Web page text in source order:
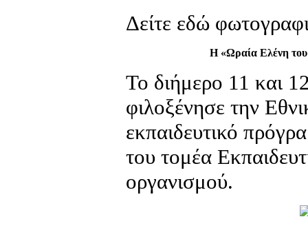
Δείτε εδώ
Η «Ωραία Ελένη
Το διήμερο 11 και
φιλοξένησε την
εκπαιδευτικό
του τομέα
οργανισμού.